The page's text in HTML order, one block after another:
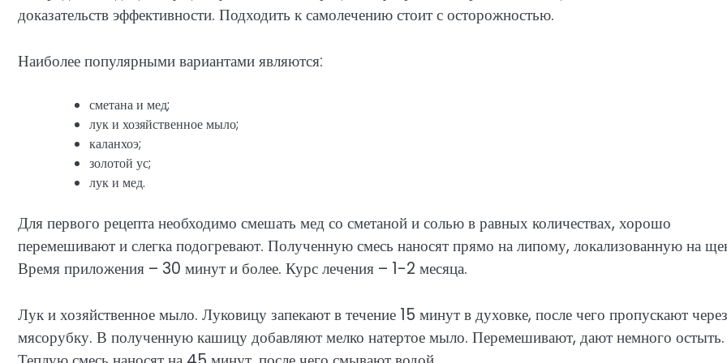
доказательств эффективности. Подходить к самолечению стоит с осторожностью.
Наиболее популярными вариантами являются:
сметана и мед;
лук и хозяйственное мыло;
каланхоэ;
золотой ус;
лук и мед.
Для первого рецепта необходимо смешать мед со сметаной и солью в равных количествах, хорошо
перемешивают и слегка подогревают. Полученную смесь наносят прямо на липому, локализованную на
Время приложения – 30 минут и более. Курс лечения – 1-2 месяца.
Лук и хозяйственное мыло. Луковицу запекают в течение 15 минут в духовке, после чего пропускают через
мясорубку. В полученную кашицу добавляют мелко натертое мыло. Перемешивают, дают немного остыть.